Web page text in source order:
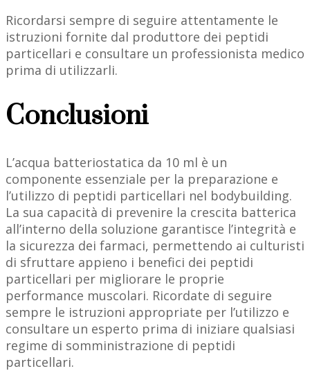
Ricordarsi sempre di seguire attentamente le
istruzioni fornite dal produttore dei peptidi
particellari e consultare un professionista medico
prima di utilizzarli.
Conclusioni
L’acqua batteriostatica da 10 ml è un
componente essenziale per la preparazione e
l’utilizzo di peptidi particellari nel bodybuilding.
La sua capacità di prevenire la crescita batterica
all’interno della soluzione garantisce l’integrità e
la sicurezza dei farmaci, permettendo ai culturisti
di sfruttare appieno i benefici dei peptidi
particellari per migliorare le proprie
performance muscolari. Ricordate di seguire
sempre le istruzioni appropriate per l’utilizzo e
consultare un esperto prima di iniziare qualsiasi
regime di somministrazione di peptidi
particellari.